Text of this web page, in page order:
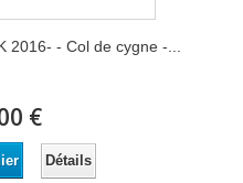
2016- - Col de cygne -...
€
Détails